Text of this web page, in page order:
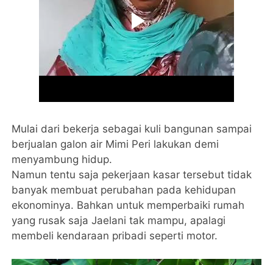
Mulai dari bekerja sebagai kuli bangunan sampai
berjualan galon air Mimi Peri lakukan demi
menyambung hidup.
Namun tentu saja pekerjaan kasar tersebut tidak
banyak membuat perubahan pada kehidupan
ekonominya. Bahkan untuk memperbaiki rumah
yang rusak saja Jaelani tak mampu, apalagi
membeli kendaraan pribadi seperti motor.